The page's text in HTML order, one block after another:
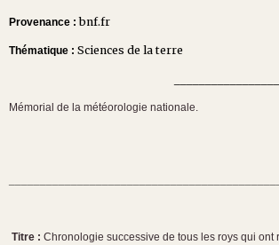
Provenance :bnf.fr
Thématique : Sciences de la terre
Mémorial de la météorologie nationale.
Titre : Chronologie successive de tous les roys qui ont